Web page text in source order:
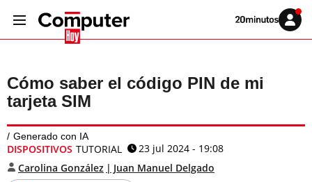
Volver
Iniciar
sesión
Cómo saber el código PIN de mi
tarjeta SIM
Generado con IA
DISPOSITIVOS TUTORIAL
23 jul 2024 - 19:08
Carolina González
Juan Manuel Delgado